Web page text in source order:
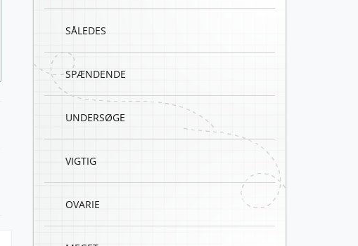
SÅLEDES
SPÆNDENDE
UNDERSØGE
VIGTIG
OVARIE